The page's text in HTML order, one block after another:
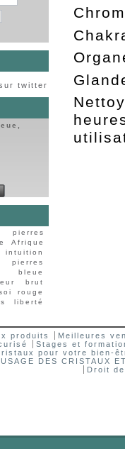
twitter
pierres
Afrique
intuition
pierres
bleue
brut
rouge
liberté
produits
Meilleures
Stages et
pour votre bien-
DES CRISTAUX
Droit